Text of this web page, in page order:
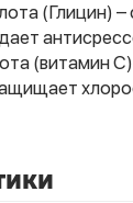
(Глицин)
(витамин